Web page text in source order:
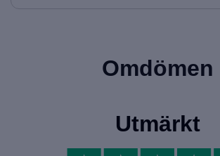
Omdömen
Utmärkt